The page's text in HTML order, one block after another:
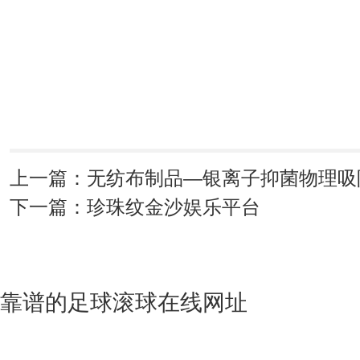
上一篇：无纺布制品—银离子抑菌物理
下一篇：珍珠纹金沙娱乐平台
靠谱的足球滚球在线网址